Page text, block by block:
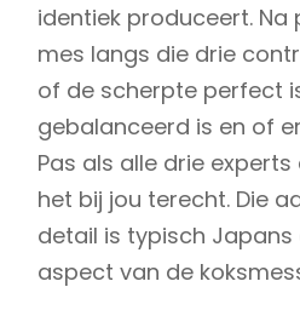
identiek produceert.
mes langs die drie
of de scherpte perfect
gebalanceerd is en of
Pas als alle drie
het bij jou terecht. Die
detail is typisch Japans
aspect van de